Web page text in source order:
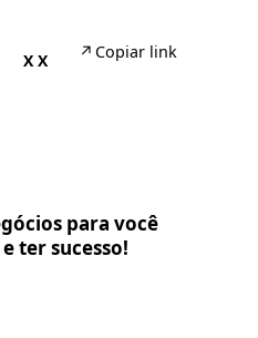
X X ↗ Copiar link
para você
ter sucesso!